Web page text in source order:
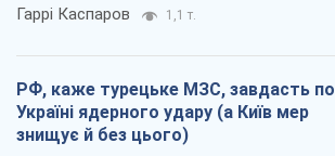
Гаррі Каспаров 1,1 т.
РФ, каже турецьке МЗС, завдасть по
Україні ядерного удару (а Київ мер
знищує й без цього)